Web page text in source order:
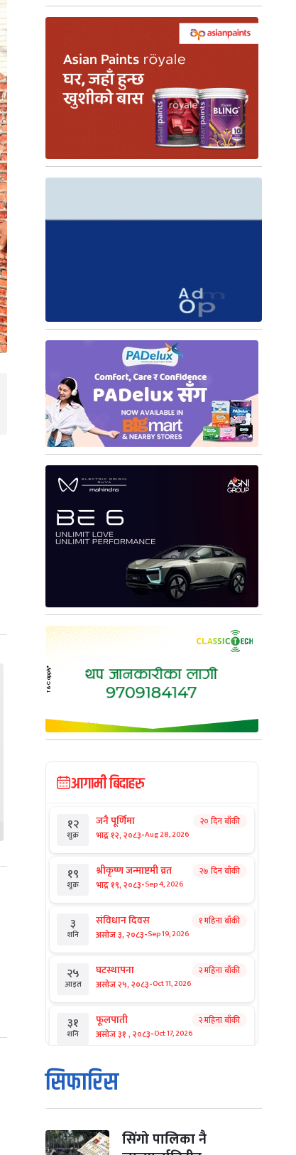
आगामी बिदाहरु
१२
शुक्र
जनै पूर्णिमा
भाद्र १२, २०८३-Aug 28, 2026
२० दिन बाँकी
१९
शुक्र
श्रीकृष्ण जन्माष्टमी व्रत
भाद्र १९, २०८३-Sep 4, 2026
२७ दिन बाँकी
३
शनि
संविधान दिवस
असोज ३, २०८३-Sep 19, 2026
१ महिना बाँकी
२५
आइत
घटस्थापना
असोज २५, २०८३-Oct 11, 2026
२ महिना बाँकी
३१
शनि
फूलपाती
असोज ३१ , २०८३-Oct 17, 2026
२ महिना बाँकी
१
आइत
कार्तिक सङ्क्रान्ति
कार्तिक १, २०८३
मंगल कार्तिक ३, २०८३- Oct 20, 2026
सिफारिस
सिंगो पालिका नै